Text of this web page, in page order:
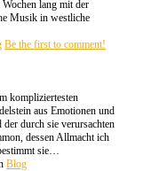
lang mit der
Musik in westliche
Be the first to comment!
kompliziertesten
aus Emotionen und
durch sie verursachten
dessen Allmacht ich
sie…
Blog